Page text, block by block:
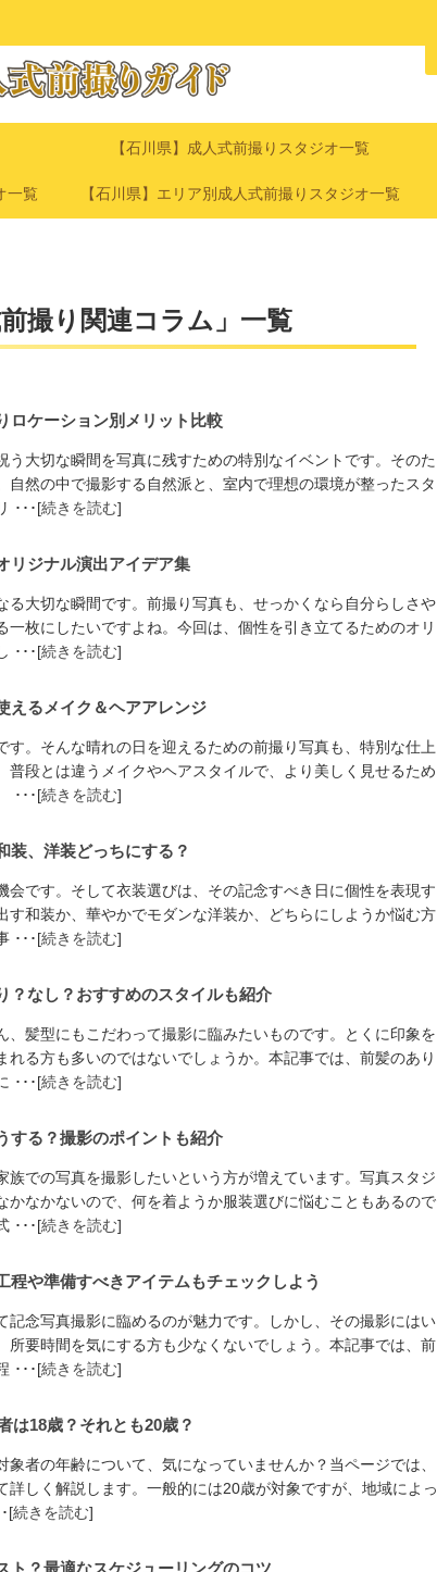
【石川県】成人式前撮りスタジオ一覧
一覧 【石川県】エリア別成人式前撮りスタジオ一覧
撮り関連コラム」一覧
ロケーション別メリット比較
う大切な瞬間を写真に残すための特別なイベントです。そのた
然の中で撮影する自然派と、室内で理想の環境が整ったスタ
･･･[続きを読む]
リジナル演出アイデア集
る大切な瞬間です。前撮り写真も、せっかくなら自分らしさや
枚にしたいですよね。今回は、個性を引き立てるためのオリ
･･･[続きを読む]
えるメイク＆ヘアアレンジ
す。そんな晴れの日を迎えるための前撮り写真も、特別な仕上
普段とは違うメイクやヘアスタイルで、より美しく見せるため
･･･[続きを読む]
装、洋装どっちにする？
会です。そして衣装選びは、その記念すべき日に個性を表現す
す和装か、華やかでモダンな洋装か、どちらにしようか悩む方
･･･[続きを読む]
？なし？おすすめのスタイルも紹介
、髪型にもこだわって撮影に臨みたいものです。とくに印象を
る方も多いのではないでしょうか。本記事では、前髪のあり
･･･[続きを読む]
する？撮影のポイントも紹介
族での写真を撮影したいという方が増えています。写真スタジ
かなかないので、何を着ようか服装選びに悩むこともあるので
･･･[続きを読む]
程や準備すべきアイテムもチェックしよう
記念写真撮影に臨めるのが魅力です。しかし、その撮影にはい
所要時間を気にする方も少なくないでしょう。本記事では、前
･･･[続きを読む]
は18歳？それとも20歳？
者の年齢について、気になっていませんか？当ページでは、
詳しく解説します。一般的には20歳が対象ですが、地域によっ
[続きを読む]
ト？最適なスケジューリングのコツ